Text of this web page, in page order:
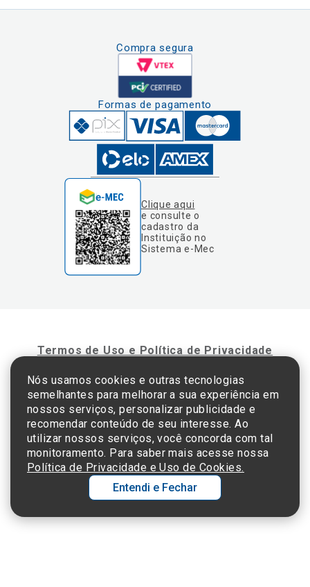
Compra segura
Formas de pagamento
Clique aqui
e consulte o
cadastro da
Instituição no
Sistema e-Mec
Termos de Uso e Política de Privacidade
©2025 Einstein Hospital Israelita -TODOS OS DIREITOS RESERVADOS
CNPJ: 60.765.823/0001-30 - Endereço: Av. Albert Einstein, 627 - Morumbi - São
Paulo - SP - 05652-000
Nós usamos cookies e outras tecnologias
semelhantes para melhorar a sua experiência em
nossos serviços, personalizar publicidade e
recomendar conteúdo de seu interesse. Ao
utilizar nossos serviços, você concorda com tal
monitoramento. Para saber mais acesse nossa
Política de Privacidade e Uso de Cookies.
Entendi e Fechar